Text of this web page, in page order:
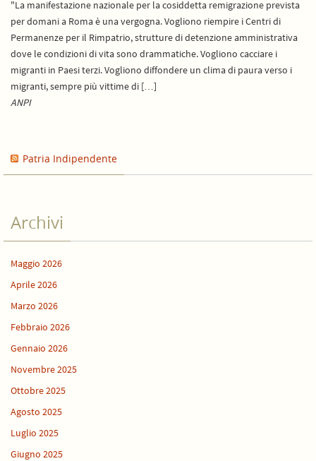
"La manifestazione nazionale per la cosiddetta remigrazione prevista
per domani a Roma è una vergogna. Vogliono riempire i Centri di
Permanenze per il Rimpatrio, strutture di detenzione amministrativa
dove le condizioni di vita sono drammatiche. Vogliono cacciare i
migranti in Paesi terzi. Vogliono diffondere un clima di paura verso i
migranti, sempre più vittime di […]
ANPI
Patria Indipendente
Archivi
Maggio 2026
Aprile 2026
Marzo 2026
Febbraio 2026
Gennaio 2026
Novembre 2025
Ottobre 2025
Agosto 2025
Luglio 2025
Giugno 2025